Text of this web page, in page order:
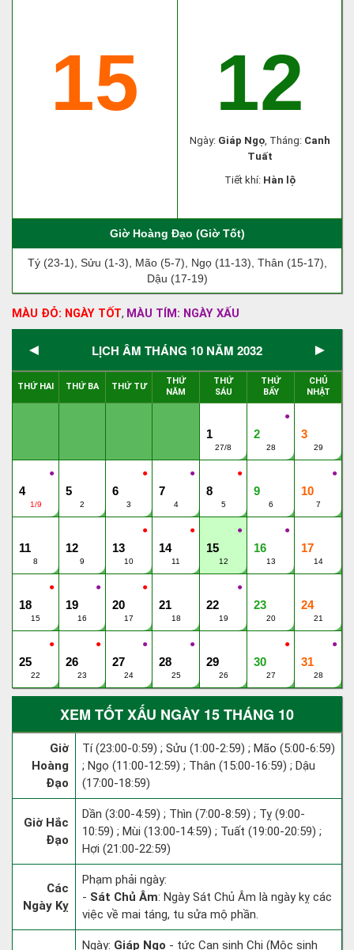
15 12
Ngày: Giáp Ngọ, Tháng: Canh
Tuất
Tiết khí: Hàn lộ
Giờ Hoàng Đạo (Giờ Tốt)
Tý (23-1), Sửu (1-3), Mão (5-7), Ngọ (11-13), Thân (15-17),
Dậu (17-19)
MÀU ĐỎ: NGÀY TỐT, MÀU TÍM: NGÀY XẤU
◄ LỊCH ÂM THÁNG 10 NĂM 2032 ►
THỨ HAI THỨ BA THỨ TƯ
THỨ
NĂM
THỨ
SÁU
THỨ
BẨY
CHỦ
NHẬT
1
27/8
●
2
28
3
29
●
4
1/9
5
2
●
6
3
●
7
4
●
8
5
9
6
●
10
7
11
8
12
9
●
13
10
●
14
11
●
15
12
●
16
13
17
14
●
18
15
●
19
16
●
20
17
21
18
●
22
19
23
20
24
21
●
25
22
●
26
23
●
27
24
●
28
25
29
26
●
30
27
●
31
28
XEM TỐT XẤU NGÀY 15 THÁNG 10
Giờ
Hoàng
Đạo
Tí (23:00-0:59) ; Sửu (1:00-2:59) ; Mão (5:00-6:59)
; Ngọ (11:00-12:59) ; Thân (15:00-16:59) ; Dậu
(17:00-18:59)
Giờ Hắc
Đạo
Dần (3:00-4:59) ; Thìn (7:00-8:59) ; Tỵ (9:00-
10:59) ; Mùi (13:00-14:59) ; Tuất (19:00-20:59) ;
Hợi (21:00-22:59)
Các
Ngày Kỵ
Phạm phải ngày:
- Sát Chủ Âm: Ngày Sát Chủ Âm là ngày kỵ các
việc về mai táng, tu sửa mộ phần.
Ngày: Giáp Ngọ - tức Can sinh Chi (Mộc sinh